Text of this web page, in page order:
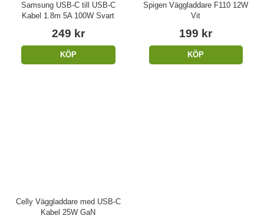
Samsung USB-C till USB-C
Kabel 1.8m 5A 100W Svart
249 kr
KÖP
Spigen Väggladdare F110 12W
Vit
199 kr
KÖP
Celly Väggladdare med USB-C
Kabel 25W GaN